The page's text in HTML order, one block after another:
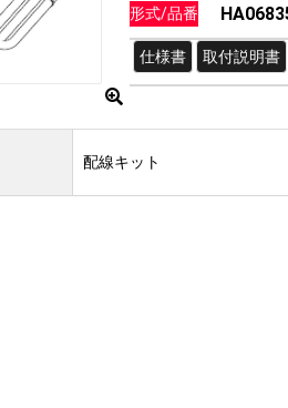
形式/品番
仕様書 取付説明書
配線キット